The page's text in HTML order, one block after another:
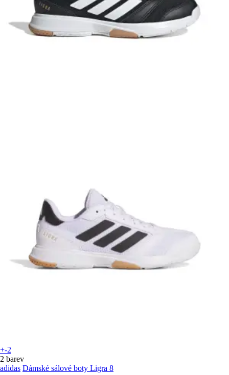
+-2
2 barev
adidas Dámské sálové boty Ligra 8